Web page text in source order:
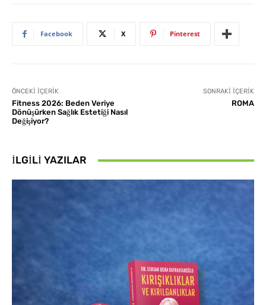
Facebook X Pinterest
ÖNCEKI İÇERIK
Fitness 2026: Beden Veriye
Dönüşürken Sağlık Estetiği Nasıl
Değişiyor?
SONRAKI İÇERIK
ROMA
İLGILI YAZILAR